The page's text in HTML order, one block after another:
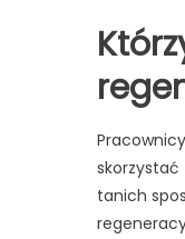
skorzystać
tanich